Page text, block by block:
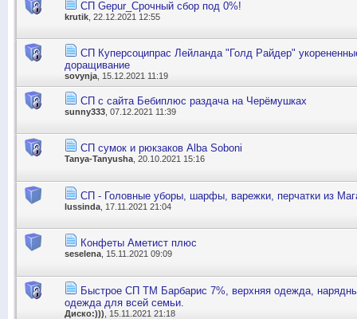
СП Gepur_Срочный сбор под 0%!
krutik , 22.12.2021 12:55
СП Куперсоципрас Лейланда "Голд Райдер"
доращивание
sovynja, 15.12.2021 11:19
СП с сайта Бебиплюс раздача на Черёмушках
sunny333 , 07.12.2021 11:39
СП сумок и рюкзаков Alba Soboni
Tanya-Tanyusha , 20.10.2021 15:16
СП - Головные уборы, шарфы, варежки, перчатки из
lussinda , 17.11.2021 21:04
Конфеты Аметист плюс
seselena , 15.11.2021 09:09
Быстрое СП ТМ Барбарис 7%, верхняя одежда,
одежда для всей семьи.
Диско:))) , 15.11.2021 21:18